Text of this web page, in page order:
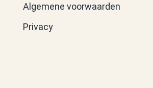
Algemene voorwaarden
Privacy